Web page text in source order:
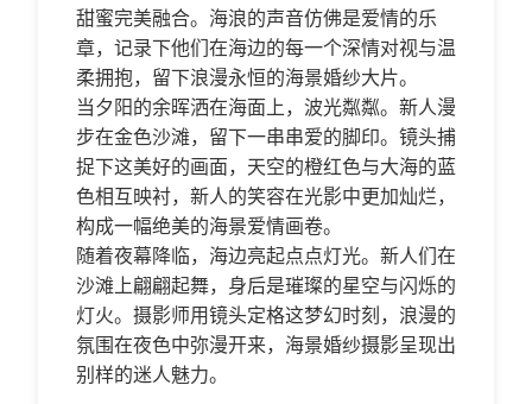
甜蜜完美融合。海浪的声音仿佛是爱情的乐
章，记录下他们在海边的每一个深情对视与温
柔拥抱，留下浪漫永恒的海景婚纱大片。
当夕阳的余晖洒在海面上，波光粼粼。新人漫
步在金色沙滩，留下一串串爱的脚印。镜头捕
捉下这美好的画面，天空的橙红色与大海的蓝
色相互映衬，新人的笑容在光影中更加灿烂，
构成一幅绝美的海景爱情画卷。
随着夜幕降临，海边亮起点点灯光。新人们在
沙滩上翩翩起舞，身后是璀璨的星空与闪烁的
灯火。摄影师用镜头定格这梦幻时刻，浪漫的
氛围在夜色中弥漫开来，海景婚纱摄影呈现出
别样的迷人魅力。